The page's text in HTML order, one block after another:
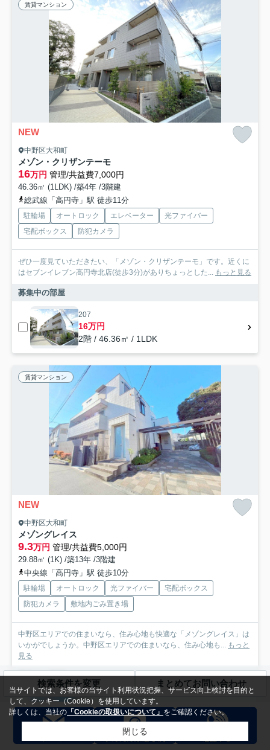
賃貸マンション
NEW
中野区大和町
メゾン・クリザンテーモ
16万円 管理/共益費7,000円
46.36㎡ (1LDK) /築4年 /3階建
総武線「高円寺」駅 徒歩11分
駐輪場 オートロック エレベーター
光ファイバー
宅配ボックス
防犯カメラ
ぜひ一度見ていただきたい、「メゾン・クリザンテーモ」です。近くに
はセブンイレブン高円寺北店(徒歩3分)がありちょっとした... もっと見る
募集中の部屋
207
16万円
2階 / 46.36㎡ / 1LDK
賃貸マンション
NEW
中野区大和町
メゾングレイス
9.3万円 管理/共益費5,000円
29.88㎡ (1K) /築13年 /3階建
中央線「高円寺」駅 徒歩10分
駐輪場 オートロック 光ファイバー
宅配ボックス
防犯カメラ
敷地内ごみ置き場
中野区エリアでの住まいなら、住み心地も快適な「メゾングレイス」は
いかがでしょうか。中野区エリアでの住まいなら、住み心地も... もっと
見る
募集中の部屋
102
9.3万円
1階 / 29.88㎡ / 1K
検索条件を変更 まとめてお問い合わせ
当サイトでは、お客様の当サイト利用状況把握、サービス向上検討を目的と
して、クッキー（Cookie）を使用しています。
詳しくは、当社の 「Cookieの取扱いについて」 をご確認ください。
閉じる